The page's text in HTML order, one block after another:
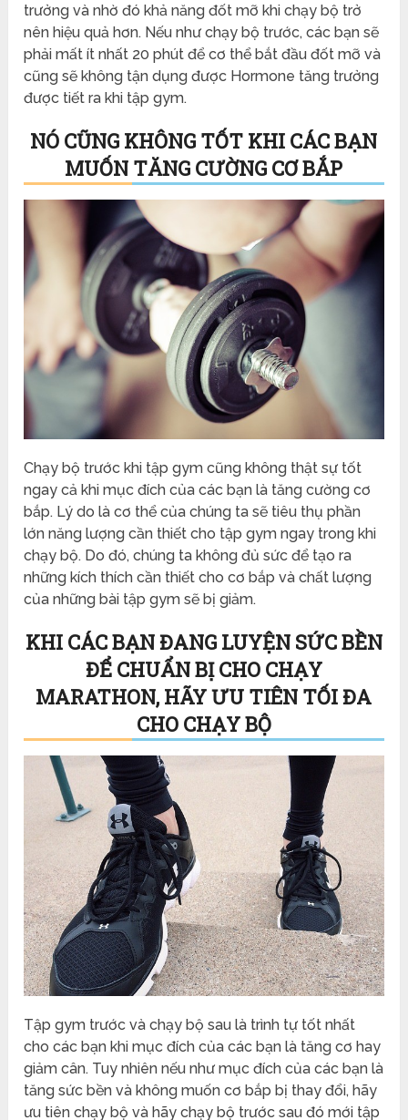
trưởng và nhờ đó khả năng đốt mỡ khi chạy bộ trở
nên hiệu quả hơn. Nếu như chạy bộ trước, các bạn sẽ
phải mất ít nhất 20 phút để cơ thể bắt đầu đốt mỡ và
cũng sẽ không tận dụng được Hormone tăng trưởng
được tiết ra khi tập gym.
NÓ CŨNG KHÔNG TỐT KHI CÁC BẠN
MUỐN TĂNG CƯỜNG CƠ BẮP
Chạy bộ trước khi tập gym cũng không thật sự tốt
ngay cả khi mục đích của các bạn là tăng cường cơ
bắp. Lý do là cơ thể của chúng ta sẽ tiêu thụ phần
lớn năng lượng cần thiết cho tập gym ngay trong khi
chạy bộ. Do đó, chúng ta không đủ sức để tạo ra
những kích thích cần thiết cho cơ bắp và chất lượng
của những bài tập gym sẽ bị giảm.
KHI CÁC BẠN ĐANG LUYỆN SỨC BỀN
ĐỂ CHUẨN BỊ CHO CHẠY
MARATHON, HÃY ƯU TIÊN TỐI ĐA
CHO CHẠY BỘ
Tập gym trước và chạy bộ sau là trình tự tốt nhất
cho các bạn khi mục đích của các bạn là tăng cơ hay
giảm cân. Tuy nhiên nếu như mục đích của các bạn là
tăng sức bền và không muốn cơ bắp bị thay đổi, hãy
ưu tiên chạy bộ và hãy chạy bộ trước sau đó mới tập